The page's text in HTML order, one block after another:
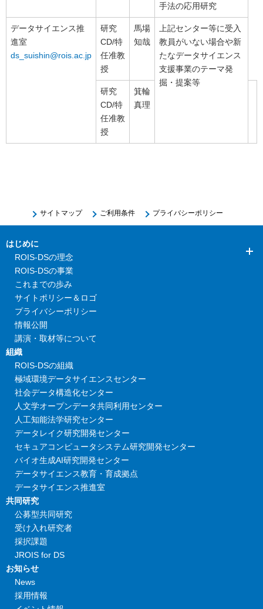
手法の応用研究
データサイエンス推
進室
ds_suishin@rois.ac.jp
研究
CD/特
任准教
授
馬場
知哉
上記センター等に受入
教員がいない場合や新
たなデータサイエンス
支援事業のテーマ発
掘・提案等
研究
CD/特
任准教
授
箕輪
真理
サイトマップ ご利用条件 プライバシーポリシー
はじめに
ROIS-DSの理念
ROIS-DSの事業
これまでの歩み
サイトポリシー＆ロゴ
プライバシーポリシー
情報公開
講演・取材等について
組織
ROIS-DSの組織
極域環境データサイエンスセンター
社会データ構造化センター
人文学オープンデータ共同利用センター
人工知能法学研究センター
データレイク研究開発センター
セキュアコンピュータシステム研究開発センター
バイオ生成AI研究開発センター
データサイエンス教育・育成拠点
データサイエンス推進室
共同研究
公募型共同研究
受け入れ研究者
採択課題
JROIS for DS
お知らせ
News
採用情報